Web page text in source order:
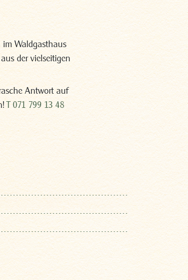
im Waldgasthaus
der vielseitigen
Antwort auf
T 071 799 13 48